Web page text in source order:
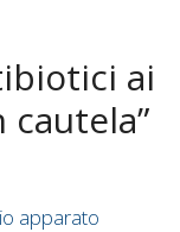
ai
cautela”
apparato